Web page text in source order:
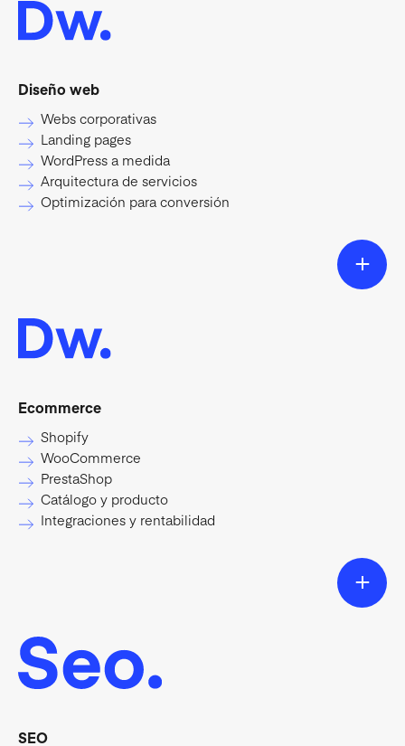
Diseño web
Webs corporativas
Landing pages
WordPress a medida
Arquitectura de servicios
Optimización para conversión
Ecommerce
Shopify
WooCommerce
PrestaShop
Catálogo y producto
Integraciones y rentabilidad
SEO